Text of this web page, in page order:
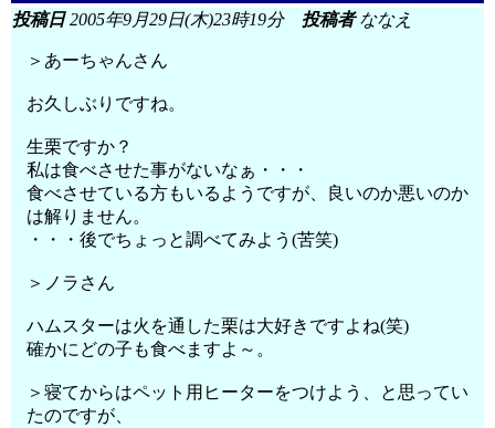
投稿日2005年9月29日(木)23時19分 投稿者ななえ
＞あーちゃんさん
お久しぶりですね。
生栗ですか？
私は食べさせた事がないなぁ・・・
食べさせている方もいるようですが、良いのか悪いのか
は解りません。
・・・後でちょっと調べてみよう(苦笑)
＞ノラさん
ハムスターは火を通した栗は大好きですよね(笑)
確かにどの子も食べますよ～。
＞寝てからはペット用ヒーターをつけよう、と思ってい
たのですが、